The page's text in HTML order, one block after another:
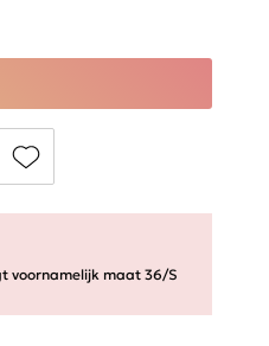
voornamelijk maat 36/S